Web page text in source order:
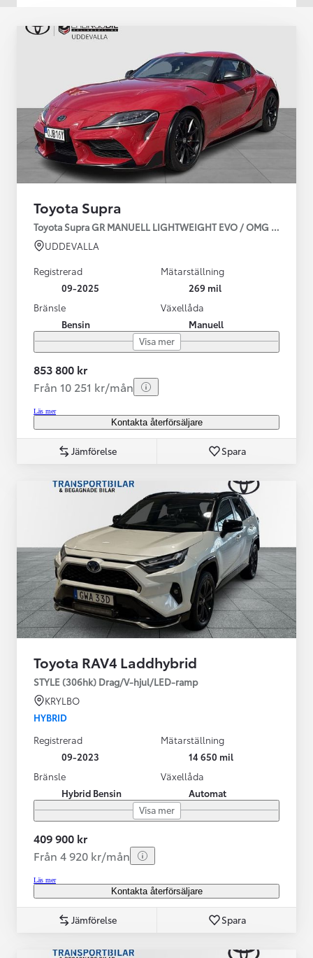
Toyota Supra
Toyota Supra GR MANUELL LIGHTWEIGHT EVO / OMG LEV!
UDDEVALLA
Registrerad
09-2025
Mätarställning
269 mil
Bränsle
Bensin
Växellåda
Manuell
Visa mer
853 800 kr
Från 10 251 kr/mån
Läs mer
Kontakta återförsäljare
Jämförelse Spara
Toyota RAV4 Laddhybrid
STYLE (306hk) Drag/V-hjul/LED-ramp
KRYLBO
HYBRID
Registrerad
09-2023
Mätarställning
14 650 mil
Bränsle
Hybrid Bensin
Växellåda
Automat
Visa mer
409 900 kr
Från 4 920 kr/mån
Läs mer
Kontakta återförsäljare
Jämförelse Spara